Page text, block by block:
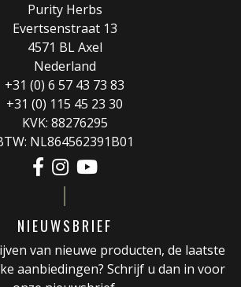
Purity Herbs
Evertsenstraat 13
4571 BL Axel
Nederland
+31 (0) 6 57 43 73 83
+31 (0) 115 45 23 30
KVK: 88276295
NL864562391B01
NIEUWSBRIEF
van nieuwe producten, de laatste
aanbiedingen? Schrijf u dan in voor